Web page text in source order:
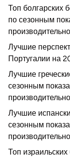
Топ болгарских
по сезонным
Лучшие
Португалии на
Лучшие
сезонным
Лучшие
сезонным
Топ